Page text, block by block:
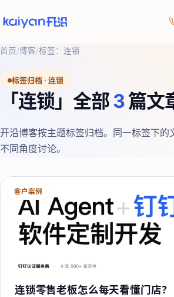
首页/博客/标签： 连锁
标签归档 · 连锁
「连锁」全部3篇文
开沿博客按主题标签归档。同一标签下的
不同角度讨论。
客户案例
连锁零售老板怎么每天看懂门店？